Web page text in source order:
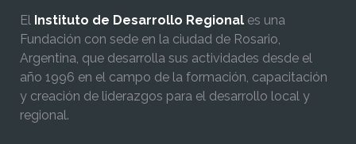
El Instituto de Desarrollo Regional es una
Fundación con sede en la ciudad de Rosario,
Argentina, que desarrolla sus actividades desde el
año 1996 en el campo de la formación, capacitación
y creación de liderazgos para el desarrollo local y
regional.